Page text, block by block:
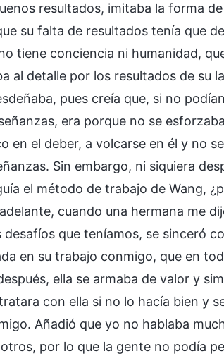
resultados, imitaba la forma
su falta de resultados tenía que
tiene conciencia ni humanidad,
al detalle por los resultados de su
pues creía que, si no
era porque no se
en el deber, a volcarse en él y no
Sin embargo, ni siquiera
el método de trabajo de Wang,
cuando una hermana me
que teníamos, se sinceró
en su trabajo conmigo, que en
ella se armaba de valor y
con ella si no lo hacía bien y
Añadió que yo no hablaba
por lo que la gente no podía